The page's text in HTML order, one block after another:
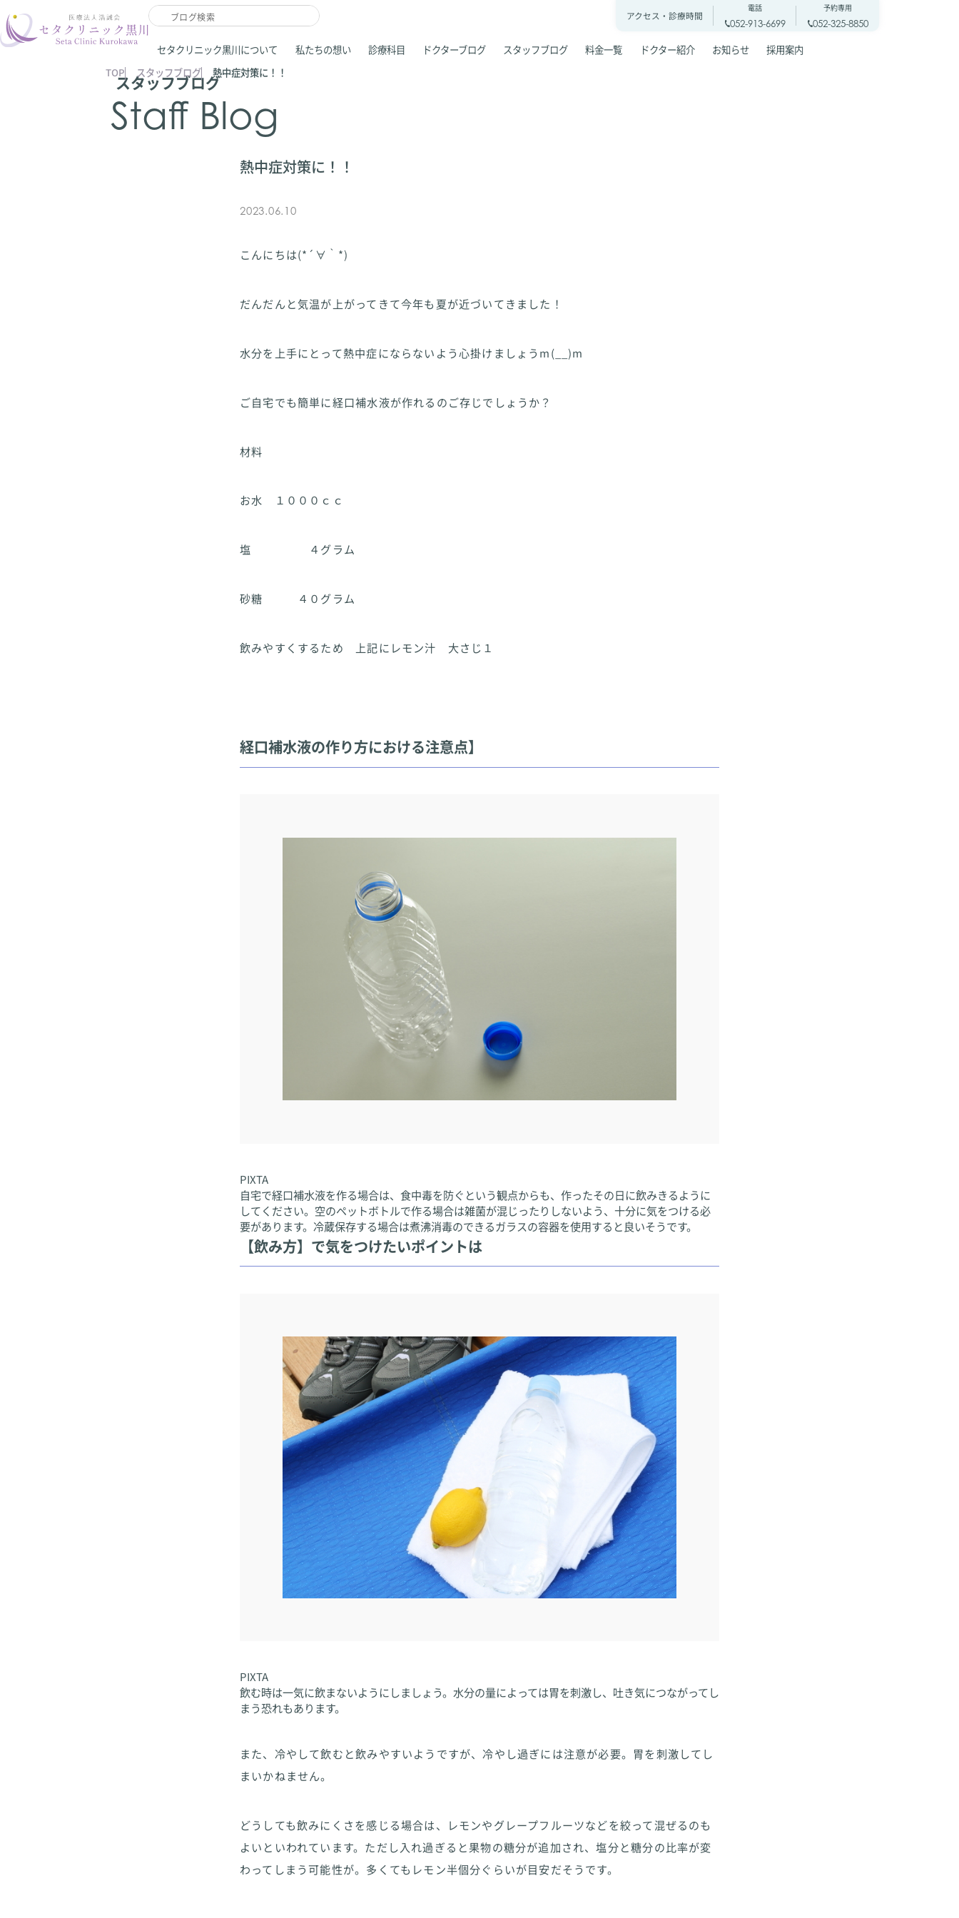
アクセス・診療時間
電話
052-913-6699
予約専用
052-325-8850
セタクリニック黒川について 私たちの想い 診療科目 ドクターブログ スタッフブログ 料金一覧 ドクター紹介 お知らせ 採用案内
スタッフブログ
Staff Blog
TOP スタッフブログ 熱中症対策に！！
熱中症対策に！！
2023.06.10
こんにちは(*´∀｀*)
だんだんと気温が上がってきて今年も夏が近づいてきました！
水分を上手にとって熱中症にならないよう心掛けましょうm(__)m
ご自宅でも簡単に経口補水液が作れるのご存じでしょうか？
材料
お水 １０００ｃｃ
塩 ４グラム
砂糖 ４０グラム
飲みやすくするため 上記にレモン汁 大さじ１
経口補水液の作り方における注意点】
PIXTA
自宅で経口補水液を作る場合は、食中毒を防ぐという観点からも、作ったその日に飲みきるように
してください。空のペットボトルで作る場合は雑菌が混じったりしないよう、十分に気をつける必
要があります。冷蔵保存する場合は煮沸消毒のできるガラスの容器を使用すると良いそうです。
【飲み方】で気をつけたいポイントは
PIXTA
飲む時は一気に飲まないようにしましょう。水分の量によっては胃を刺激し、吐き気につながってし
まう恐れもあります。
また、冷やして飲むと飲みやすいようですが、冷やし過ぎには注意が必要。胃を刺激してし
まいかねません。
どうしても飲みにくさを感じる場合は、レモンやグレープフルーツなどを絞って混ぜるのも
よいといわれています。ただし入れ過ぎると果物の糖分が追加され、塩分と糖分の比率が変
わってしまう可能性が。多くてもレモン半個分ぐらいが目安だそうです。